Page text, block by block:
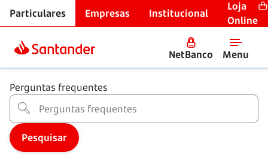
Particulares Empresas Institucional
Loja
Online
NetBanco Menu
Centro de Ajuda
Poupança e Investimento
Perguntas frequentes